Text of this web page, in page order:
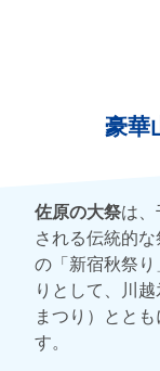
豪華
佐原の大祭は
される伝統的
の「新宿秋祭
りとして、川
まつり）とと
す。